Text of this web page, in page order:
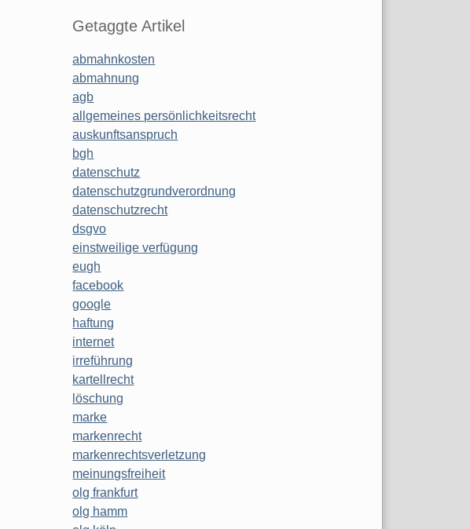
Getaggte Artikel
abmahnkosten
abmahnung
agb
allgemeines persönlichkeitsrecht
auskunftsanspruch
bgh
datenschutz
datenschutzgrundverordnung
datenschutzrecht
dsgvo
einstweilige verfügung
eugh
facebook
google
haftung
internet
irreführung
kartellrecht
löschung
marke
markenrecht
markenrechtsverletzung
meinungsfreiheit
olg frankfurt
olg hamm